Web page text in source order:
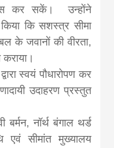
कर सकें। उन्होंने
कि सशस्त्र सीमा
के जवानों की वीरता,
स्वयं पौधारोपण कर
उदाहरण प्रस्तुत
बर्मन, नॉर्थ बंगाल थर्ड
एवं सीमांत मुख्यालय